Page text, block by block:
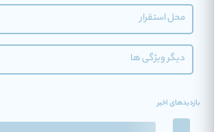
محل استقرار
دیگر ویژگی ها
بازدیدهای اخیر